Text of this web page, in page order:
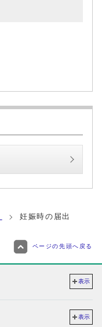
妊娠時の届出
ページの先頭へ戻る
表示
表示